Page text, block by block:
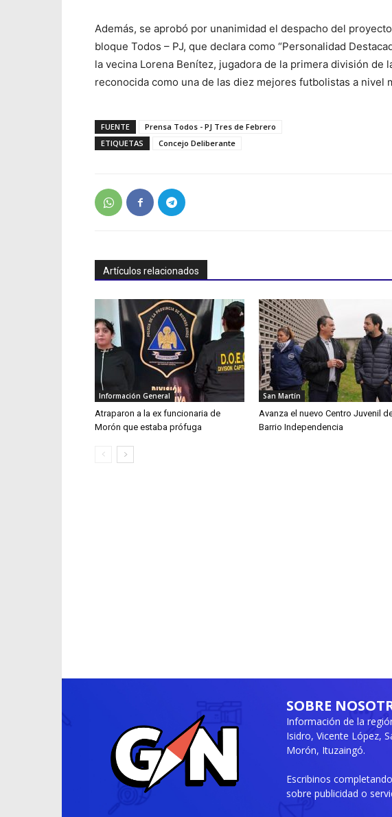
Además, se aprobó por unanimidad el despacho del
bloque Todos – PJ, que declara como “Personalidad
la vecina Lorena Benítez, jugadora de la primera división de
reconocida como una de las diez mejores futbolistas a nivel
FUENTE
Prensa Todos - PJ Tres de Febrero
ETIQUETAS
Concejo Deliberante
Artículos relacionados
Información General
Atraparon a la ex funcionaria de
Morón que estaba prófuga
San Martín
Avanza el nuevo Centro Juvenil
Barrio Independencia
SOBRE
Información de la
Isidro, Vicente López,
Morón, Ituzaingó.
Escribinos
sobre publicidad o